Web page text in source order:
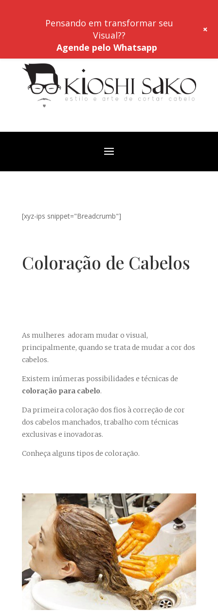
[xyz-ips snippet="Breadcrumb"]
Coloração de Cabelos
As mulheres adoram mudar o visual,
principalmente, quando se trata de mudar a cor dos
cabelos.
Existem inúmeras possibilidades e técnicas de
coloração para cabelo.
Da primeira coloração dos fios à correção de cor
dos cabelos manchados, trabalho com técnicas
exclusivas e inovadoras.
Conheça alguns tipos de coloração.
Pensando em transformar seu
Visual??
Agende pelo Whatsapp
+